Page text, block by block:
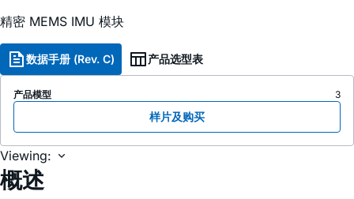
精密 MEMS IMU 模块
数据手册 (Rev. C) 产品选型表
产品模型 3
样片及购买
Viewing:
概述